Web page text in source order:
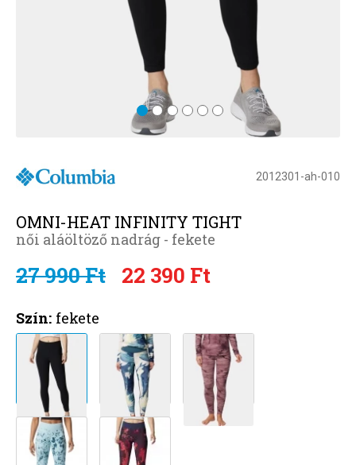
2012301-ah-010
OMNI-HEAT INFINITY TIGHT
női aláöltöző nadrág - fekete
27 990 Ft 22 390 Ft
Szín: fekete